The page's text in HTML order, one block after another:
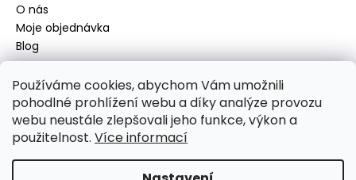
Používáme cookies, abychom Vám umožnili
pohodlné prohlížení webu a díky analýze provozu
webu neustále zlepšovali jeho funkce, výkon a
použitelnost. Více informací
O nás
Moje objednávka
Blog
Kontakt
disamsafety@disamsafety.cz
596 624 947